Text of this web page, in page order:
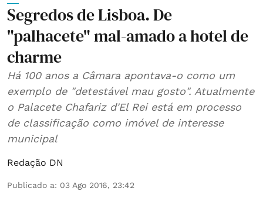
Segredos de Lisboa. De
"palhacete" mal-amado a hotel de
charme
Há 100 anos a Câmara apontava-o como um
exemplo de "detestável mau gosto". Atualmente
o Palacete Chafariz d'El Rei está em processo
de classificação como imóvel de interesse
municipal
Redação DN
Publicado a: 03 Ago 2016, 23:42